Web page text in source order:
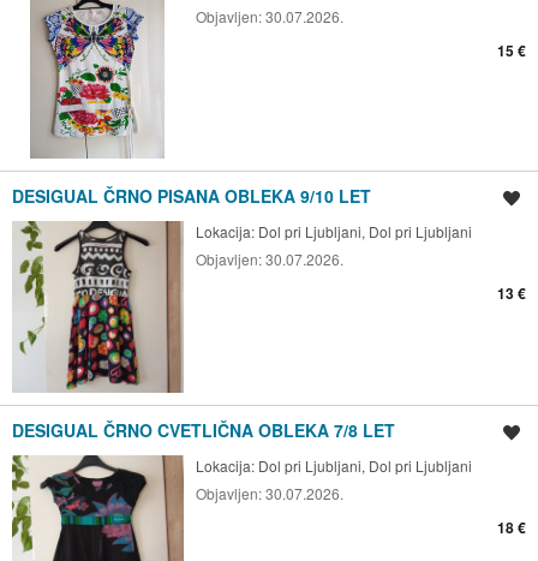
Objavljen:30.07.2026.
15 €
DESIGUAL ČRNO PISANA OBLEKA 9/10 LET
Lokacija: Dol pri Ljubljani, Dol pri Ljubljani
Objavljen:30.07.2026.
13 €
DESIGUAL ČRNO CVETLIČNA OBLEKA 7/8 LET
Lokacija: Dol pri Ljubljani, Dol pri Ljubljani
Objavljen:30.07.2026.
18 €